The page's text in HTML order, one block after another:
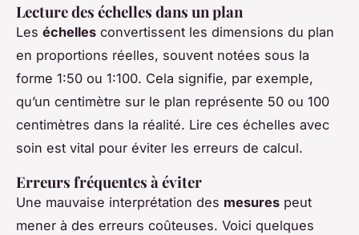
Lecture des échelles dans un plan
Les échelles convertissent les dimensions du plan
en proportions réelles, souvent notées sous la
forme 1:50 ou 1:100. Cela signifie, par exemple,
qu’un centimètre sur le plan représente 50 ou 100
centimètres dans la réalité. Lire ces échelles avec
soin est vital pour éviter les erreurs de calcul.
Erreurs fréquentes à éviter
Une mauvaise interprétation des mesures peut
mener à des erreurs coûteuses. Voici quelques